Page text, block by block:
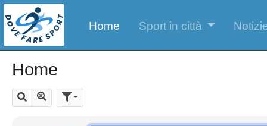
Home Sport in città
Home
Cerca Mostra tutti i risultati
Parametri di ricerca